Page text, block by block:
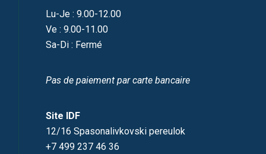
Lu-Je : 9.00-12.00
Ve : 9.00-11.00
Sa-Di : Fermé
Pas de paiement par carte bancaire
Site IDF
12/16 Spasonalivkovski pereulok
+7 499 237 46 36